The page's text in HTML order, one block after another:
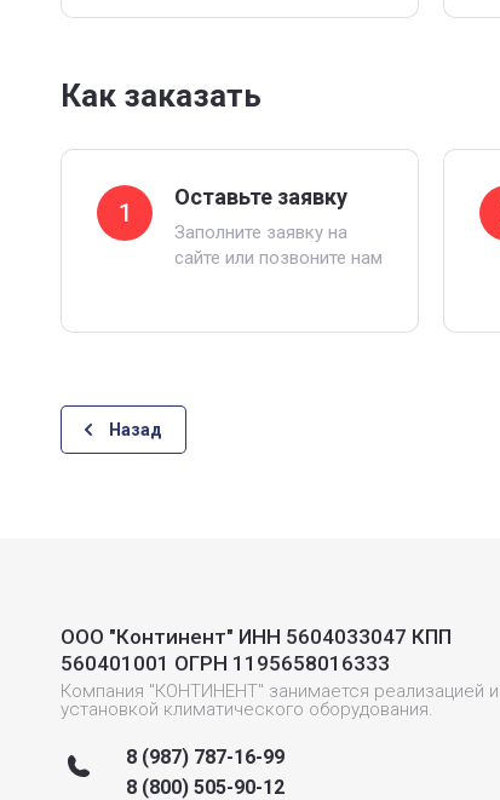
Как заказать
1
Оставьте заявку
Заполните заявку на
сайте или позвоните нам
Назад
ООО "Континент" ИНН 5604033047 КПП
560401001 ОГРН 1195658016333
Компания "КОНТИНЕНТ" занимается реализацией и
установкой климатического оборудования.
8 (987) 787-16-99
8 (800) 505-90-12